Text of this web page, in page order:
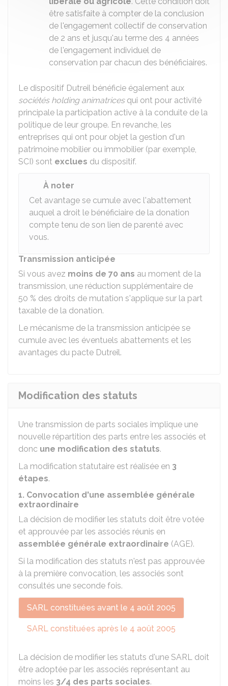
être satisfaite à compter de la conclusion
de l'engagement collectif de conservation
de 2 ans et jusqu'au terme des 4 années
de l'engagement individuel de
conservation par chacun des bénéficiaires.
Le dispositif Dutreil bénéficie également aux
sociétés holding animatricesqui ont pour activité
principale la participation active à la conduite de la
politique de leur groupe. En revanche, les
entreprises qui ont pour objet la gestion d'un
patrimoine mobilier ou immobilier (par exemple,
SCI) sont exclues du dispositif.
À noter
Cet avantage se cumule avec l'abattement
auquel a droit le bénéficiaire de la donation
compte tenu de son lien de parenté avec
vous.
Transmission anticipée
Si vous avez moins de 70 ans au moment de la
transmission, une réduction supplémentaire de
50 % des droits de mutation s'applique sur la part
taxable de la donation.
Le mécanisme de la transmission anticipée se
cumule avec les éventuels abattements et les
avantages du pacte Dutreil.
Modification des statuts
Une transmission de parts sociales implique une
nouvelle répartition des parts entre les associés et
donc une modification des statuts.
La modification statutaire est réalisée en 3
étapes.
1. Convocation d'une assemblée générale
extraordinaire
La décision de modifier les statuts doit être votée
et approuvée par les associés réunis en
assemblée générale extraordinaire (AGE).
Si la modification des statuts n'est pas approuvée
à la première convocation, les associés sont
consultés une seconde fois.
SARL constituées avant le 4 août 2005
SARL constituées après le 4 août 2005
La décision de modifier les statuts d'une SARL doit
être adoptée par les associés représentant au
moins les 3/4 des parts sociales.